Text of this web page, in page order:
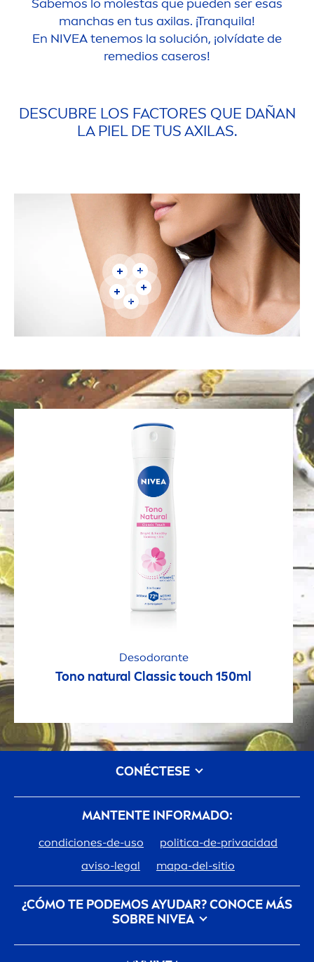
Sabemos lo molestas que pueden ser esas
manchas en tus axilas. ¡Tranquila!
En NIVEAtenemos la solución, ¡olvídate de
remedios caseros!
DESCUBRE LOS FACTORES QUE DAÑAN
LA PIEL DE TUS AXILAS.
Desodorante
Tono natural Classic touch 150ml
MANTENTE INFORMADO:
condiciones-de-uso
politica-de-privacidad
aviso-legal
mapa-del-sitio
¿CÓMO TE PODEMOS AYUDAR? CONOCE MÁS
SOBRE NIVEA
Descubre la Historia de tu marca de confianza
CONÉCTESE